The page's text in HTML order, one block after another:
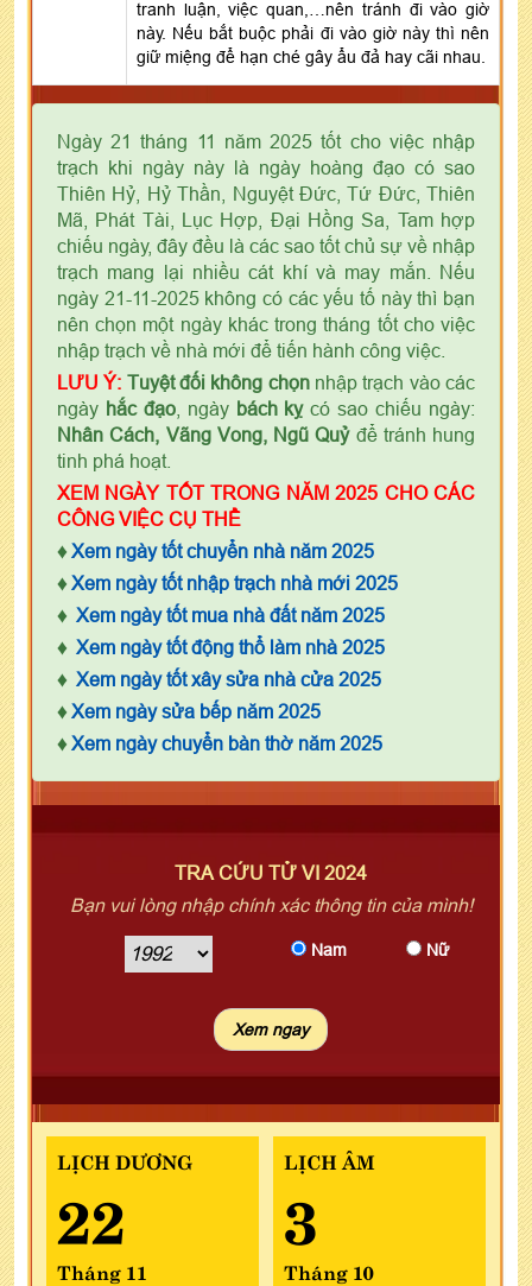
tranh luận, việc quan,…nên tránh đi vào giờ
này. Nếu bắt buộc phải đi vào giờ này thì nên
giữ miệng để hạn ché gây ẩu đả hay cãi nhau.
Ngày 21 tháng 11 năm 2025 tốt cho việc nhập
trạch khi ngày này là ngày hoàng đạo có sao
Thiên Hỷ, Hỷ Thần, Nguyệt Đức, Tứ Đức, Thiên
Mã, Phát Tài, Lục Hợp, Đại Hồng Sa, Tam hợp
chiếu ngày, đây đều là các sao tốt chủ sự về nhập
trạch mang lại nhiều cát khí và may mắn. Nếu
ngày 21-11-2025 không có các yếu tố này thì bạn
nên chọn một ngày khác trong tháng tốt cho việc
nhập trạch về nhà mới để tiến hành công việc.
LƯU Ý: Tuyệt đối không chọnnhập trạch vào các
ngày hắc đạo, ngày bách kỵcó sao chiếu ngày:
Nhân Cách, Vãng Vong, Ngũ Quỷđể tránh hung
tinh phá hoạt.
XEM NGÀY TỐT TRONG NĂM 2025 CHO CÁC
CÔNG VIỆC CỤ THỂ
♦ Xem ngày tốt chuyển nhà năm 2025
♦ Xem ngày tốt nhập trạch nhà mới 2025
♦ Xem ngày tốt mua nhà đất năm 2025
♦ Xem ngày tốt động thổ làm nhà 2025
♦ Xem ngày tốt xây sửa nhà cửa 2025
♦ Xem ngày sửa bếp năm 2025
♦ Xem ngày chuyển bàn thờ năm 2025
TRA CỨU TỬ VI 2024
Bạn vui lòng nhập chính xác thông tin của mình!
Nam Nữ
LỊCH DƯƠNG
22
Tháng 11
LỊCH ÂM
3
Tháng 10